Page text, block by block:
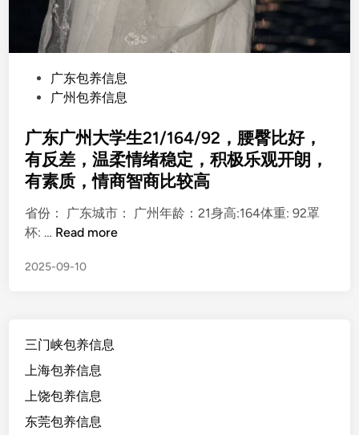
t
e
d
n
广东包养信息
广州包养信息
广东广州大学生21/164/92，腰臀比好，
有反差，温柔情绪稳定，积极乐观开朗，
有素质，情商智商比较高
省份： 广东城市： 广州年龄：21身高:164体重: 92罩
杯: … 广
广
生
2
/
1
Read more
2025-09-10
三门峡包养信息
上海包养信息
上饶包养信息
东莞包养信息